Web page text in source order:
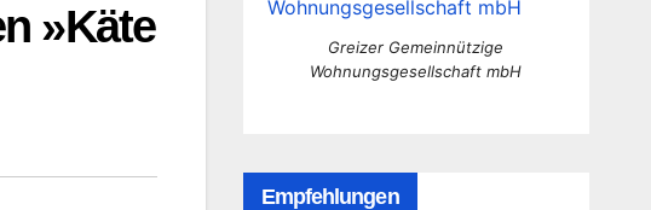
»Käte
Greizer Gemeinnützige
Wohnungsgesellschaft mbH
Empfehlungen